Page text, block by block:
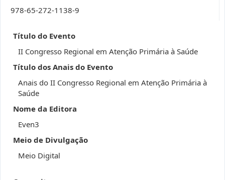
978-65-272-1138-9
Título do Evento
II Congresso Regional em Atenção Primária à Saúde
Título dos Anais do Evento
Anais do II Congresso Regional em Atenção Primária à
Saúde
Nome da Editora
Even3
Meio de Divulgação
Meio Digital